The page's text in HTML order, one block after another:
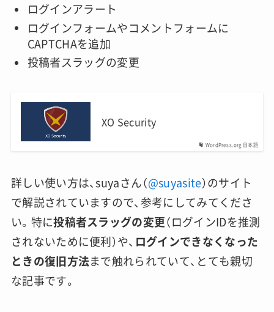
ログインアラート
ログインフォームやコメントフォームに
CAPTCHAを追加
投稿者スラッグの変更
WordPress.org 日本語
XO Security
詳しい使い方は、suyaさん（@suyasite）のサイト
で解説されていますので、参考にしてみてくださ
い。特に投稿者スラッグの変更（ログインIDを推測
されないために便利）や、 ログインできなくなった
ときの復旧方法まで触れられていて、とても親切
な記事です。